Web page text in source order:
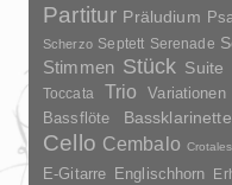
Partitur Präludium
Scherzo Septett Serenade
Stimmen Stück Suite
Toccata Trio Variationen
Bassflöte Bassklarinette
Cello Cembalo Crotales
E-Gitarre Englischhorn